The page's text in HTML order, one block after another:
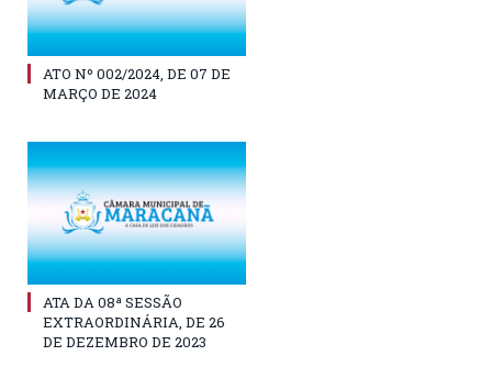
ATO Nº 002/2024, DE 07 DE
MARÇO DE 2024
ATA DA 08ª SESSÃO
EXTRAORDINÁRIA, DE 26
DE DEZEMBRO DE 2023